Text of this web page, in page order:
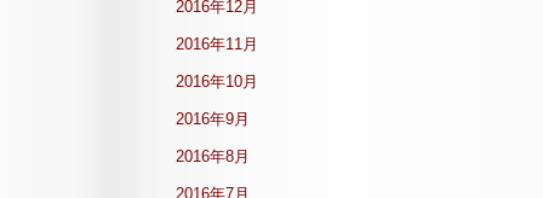
2016年12月
2016年11月
2016年10月
2016年9月
2016年8月
2016年7月